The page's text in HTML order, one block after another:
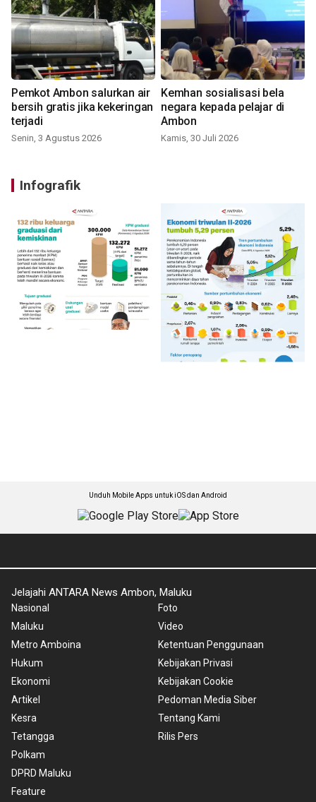
Pemkot Ambon salurkan air
bersih gratis jika kekeringan
terjadi
Senin, 3 Agustus 2026
Kemhan sosialisasi bela
negara kepada pelajar di
Ambon
Kamis, 30 Juli 2026
Infografik
Unduh Mobile Apps untuk iOS dan Android
Jelajahi ANTARA News Ambon, Maluku
Nasional
Maluku
Metro Amboina
Hukum
Ekonomi
Artikel
Kesra
Tetangga
Polkam
DPRD Maluku
Feature
Foto
Video
Ketentuan Penggunaan
Kebijakan Privasi
Kebijakan Cookie
Pedoman Media Siber
Tentang Kami
Rilis Pers